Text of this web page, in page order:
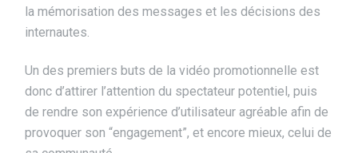
la mémorisation des messages et les décisions des
internautes.
Un des premiers buts de la vidéo promotionnelle est
donc d’attirer l’attention du spectateur potentiel, puis
de rendre son expérience d’utilisateur agréable afin de
provoquer son “engagement”, et encore mieux, celui de